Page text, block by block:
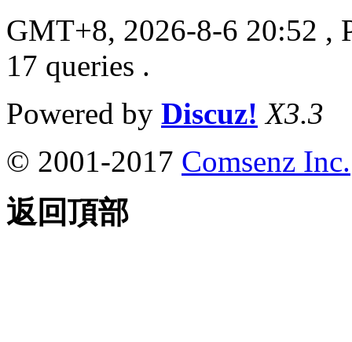
GMT+8, 2026-8-6 20:52 ,
17 queries .
Powered by Discuz! X3.3
© 2001-2017 Comsenz Inc.
返回頂部